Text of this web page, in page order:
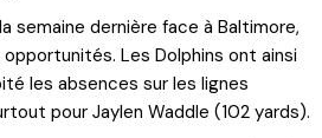
semaine dernière face à Baltimore,
Les Dolphins ont ainsi
les absences sur les lignes
pour Jaylen Waddle (102 yards).